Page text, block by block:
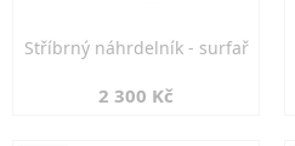
Stříbrný náhrdelník - surfař
2 300 Kč